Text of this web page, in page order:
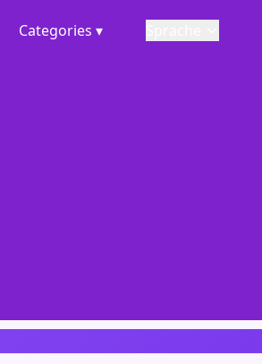
Categories ▾